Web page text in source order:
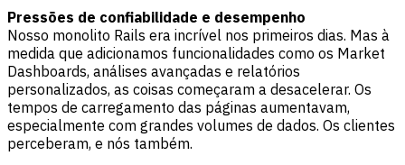
Pressões de confiabilidade e desempenho
Nosso monolito Rails era incrível nos primeiros dias. Mas à
medida que adicionamos funcionalidades como os Market
Dashboards, análises avançadas e relatórios
personalizados, as coisas começaram a desacelerar. Os
tempos de carregamento das páginas aumentavam,
especialmente com grandes volumes de dados. Os clientes
perceberam, e nós também.